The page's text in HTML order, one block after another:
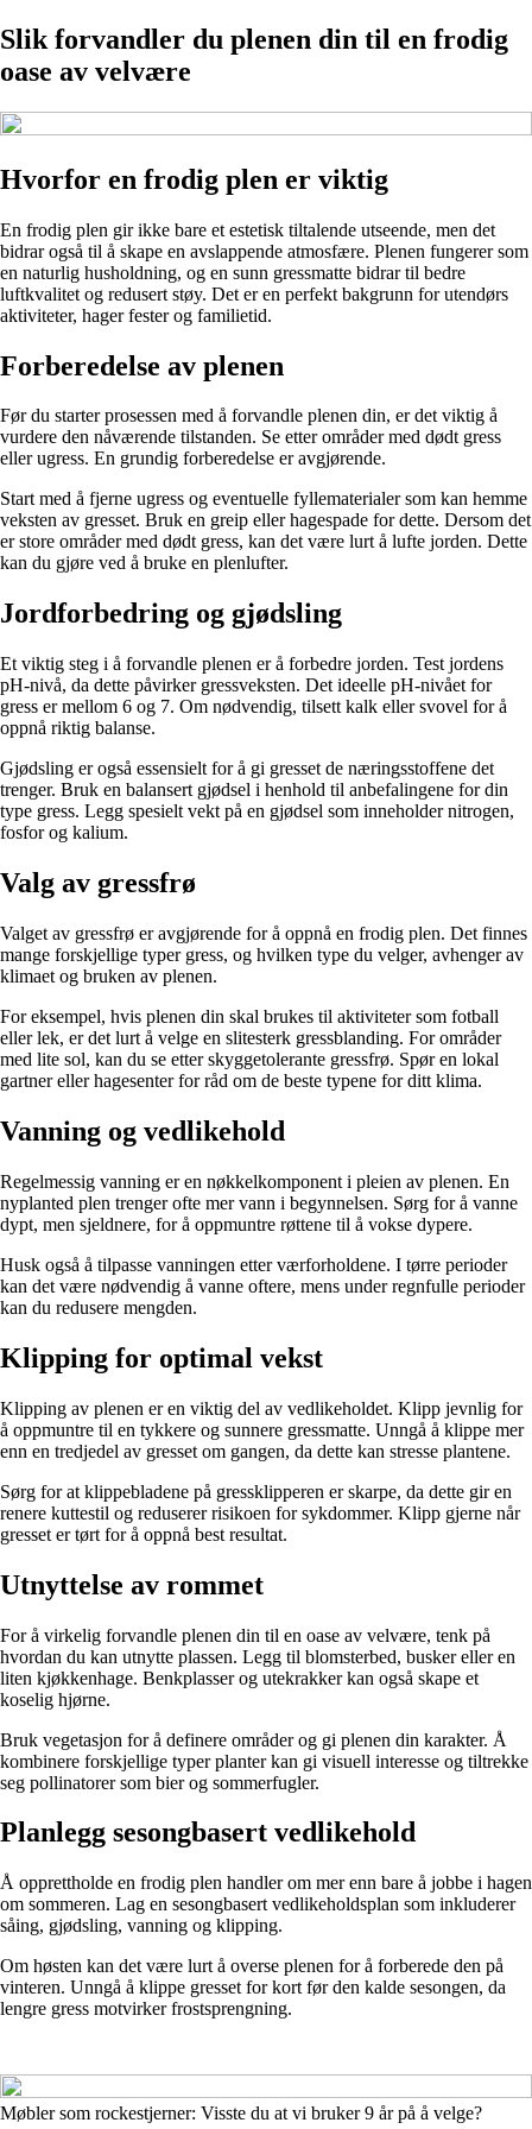
Slik forvandler du plenen din til en frodig
oase av velvære
Hvorfor en frodig plen er viktig
En frodig plen gir ikke bare et estetisk tiltalende utseende, men det
bidrar også til å skape en avslappende atmosfære. Plenen fungerer som
en naturlig husholdning, og en sunn gressmatte bidrar til bedre
luftkvalitet og redusert støy. Det er en perfekt bakgrunn for utendørs
aktiviteter, hager fester og familietid.
Forberedelse av plenen
Før du starter prosessen med å forvandle plenen din, er det viktig å
vurdere den nåværende tilstanden. Se etter områder med dødt gress
eller ugress. En grundig forberedelse er avgjørende.
Start med å fjerne ugress og eventuelle fyllematerialer som kan hemme
veksten av gresset. Bruk en greip eller hagespade for dette. Dersom det
er store områder med dødt gress, kan det være lurt å lufte jorden. Dette
kan du gjøre ved å bruke en plenlufter.
Jordforbedring og gjødsling
Et viktig steg i å forvandle plenen er å forbedre jorden. Test jordens
pH-nivå, da dette påvirker gressveksten. Det ideelle pH-nivået for
gress er mellom 6 og 7. Om nødvendig, tilsett kalk eller svovel for å
oppnå riktig balanse.
Gjødsling er også essensielt for å gi gresset de næringsstoffene det
trenger. Bruk en balansert gjødsel i henhold til anbefalingene for din
type gress. Legg spesielt vekt på en gjødsel som inneholder nitrogen,
fosfor og kalium.
Valg av gressfrø
Valget av gressfrø er avgjørende for å oppnå en frodig plen. Det finnes
mange forskjellige typer gress, og hvilken type du velger, avhenger av
klimaet og bruken av plenen.
For eksempel, hvis plenen din skal brukes til aktiviteter som fotball
eller lek, er det lurt å velge en slitesterk gressblanding. For områder
med lite sol, kan du se etter skyggetolerante gressfrø. Spør en lokal
gartner eller hagesenter for råd om de beste typene for ditt klima.
Vanning og vedlikehold
Regelmessig vanning er en nøkkelkomponent i pleien av plenen. En
nyplanted plen trenger ofte mer vann i begynnelsen. Sørg for å vanne
dypt, men sjeldnere, for å oppmuntre røttene til å vokse dypere.
Husk også å tilpasse vanningen etter værforholdene. I tørre perioder
kan det være nødvendig å vanne oftere, mens under regnfulle perioder
kan du redusere mengden.
Klipping for optimal vekst
Klipping av plenen er en viktig del av vedlikeholdet. Klipp jevnlig for
å oppmuntre til en tykkere og sunnere gressmatte. Unngå å klippe mer
enn en tredjedel av gresset om gangen, da dette kan stresse plantene.
Sørg for at klippebladene på gressklipperen er skarpe, da dette gir en
renere kuttestil og reduserer risikoen for sykdommer. Klipp gjerne når
gresset er tørt for å oppnå best resultat.
Utnyttelse av rommet
For å virkelig forvandle plenen din til en oase av velvære, tenk på
hvordan du kan utnytte plassen. Legg til blomsterbed, busker eller en
liten kjøkkenhage. Benkplasser og utekrakker kan også skape et
koselig hjørne.
Bruk vegetasjon for å definere områder og gi plenen din karakter. Å
kombinere forskjellige typer planter kan gi visuell interesse og tiltrekke
seg pollinatorer som bier og sommerfugler.
Planlegg sesongbasert vedlikehold
Å opprettholde en frodig plen handler om mer enn bare å jobbe i hagen
om sommeren. Lag en sesongbasert vedlikeholdsplan som inkluderer
såing, gjødsling, vanning og klipping.
Om høsten kan det være lurt å overse plenen for å forberede den på
vinteren. Unngå å klippe gresset for kort før den kalde sesongen, da
lengre gress motvirker frostsprengning.
Møbler som rockestjerner: Visste du at vi bruker 9 år på å velge?